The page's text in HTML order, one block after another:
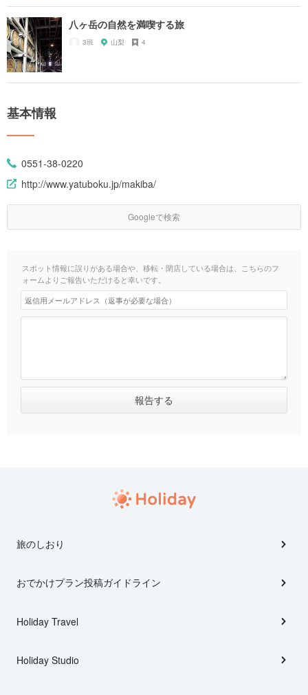
八ヶ岳の自然を満喫する旅
3班 山梨 4
基本情報
0551-38-0220
http://www.yatuboku.jp/makiba/
Googleで検索
スポット情報に誤りがある場合や、移転・閉店している場合は、こちらのフ
ォームよりご報告いただけると幸いです。
旅のしおり
おでかけプラン投稿ガイドライン
Holiday Travel
Holiday Studio